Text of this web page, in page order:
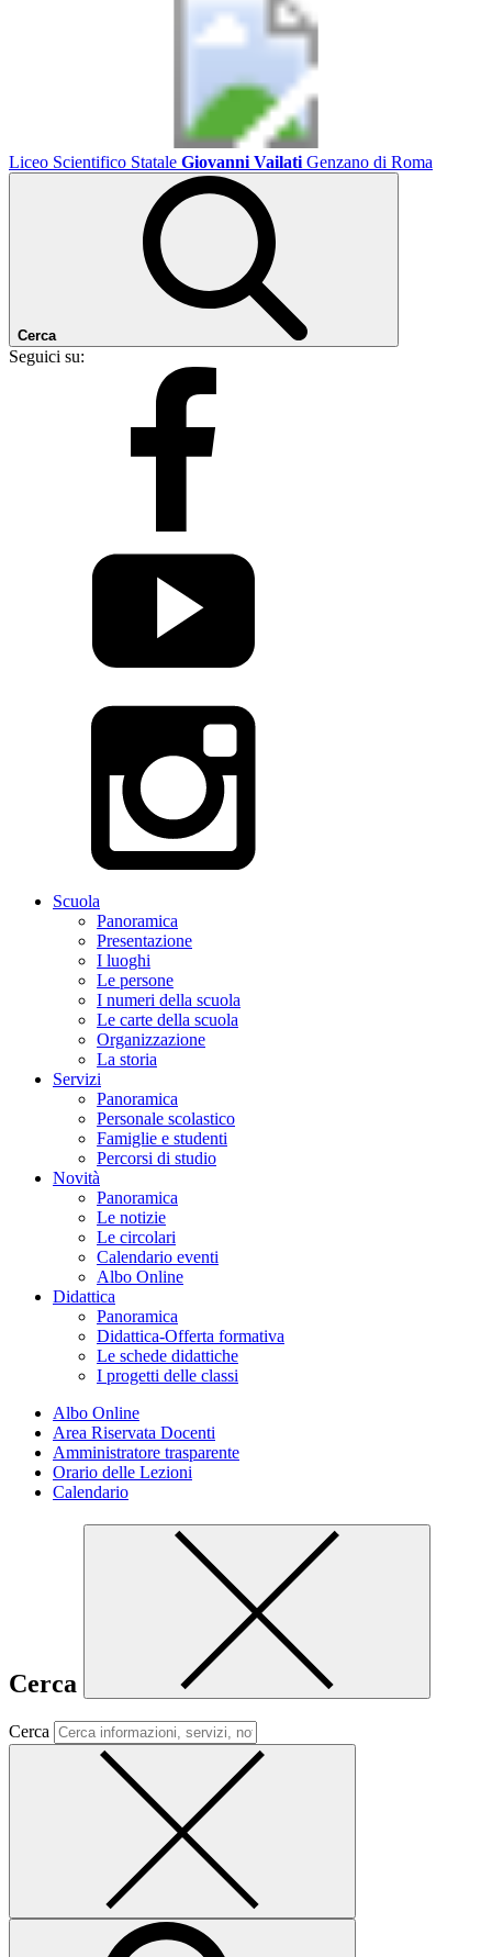
Liceo Scientifico Statale Giovanni Vailati Genzano di Roma
Cerca
Seguici su:
Scuola
Panoramica
Presentazione
I luoghi
Le persone
I numeri della scuola
Le carte della scuola
Organizzazione
La storia
Servizi
Panoramica
Personale scolastico
Famiglie e studenti
Percorsi di studio
Novità
Panoramica
Le notizie
Le circolari
Calendario eventi
Albo Online
Didattica
Panoramica
Didattica-Offerta formativa
Le schede didattiche
I progetti delle classi
Albo Online
Area Riservata Docenti
Amministratore trasparente
Orario delle Lezioni
Calendario
Cerca
Cerca